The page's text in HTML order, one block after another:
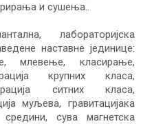
и сушења..
лабораторијска
наставне јединице:
млевење, класирање,
крупних класа,
ситних класа,
муљева, гравитацијака
сува магнетска